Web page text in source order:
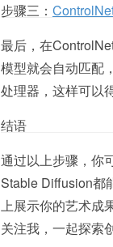
步骤三：
最后，在
模型就会自动匹配
处理器，这样可以
结语
通过以上步骤，你
Stable Diffusion都
上展示你的艺术成
关注我，一起探索